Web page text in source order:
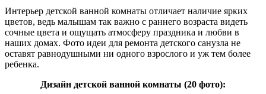
Интерьер детской ванной комнаты отличает наличие ярких
цветов, ведь малышам так важно с раннего возраста видеть
сочные цвета и ощущать атмосферу праздника и любви в
наших домах. Фото идеи для ремонта детского санузла не
оставят равнодушными ни одного взрослого и уж тем более
ребенка.
Дизайн детской ванной комнаты (20 фото):